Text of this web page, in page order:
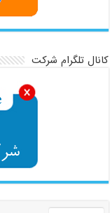
کانال تلگرام شرکت